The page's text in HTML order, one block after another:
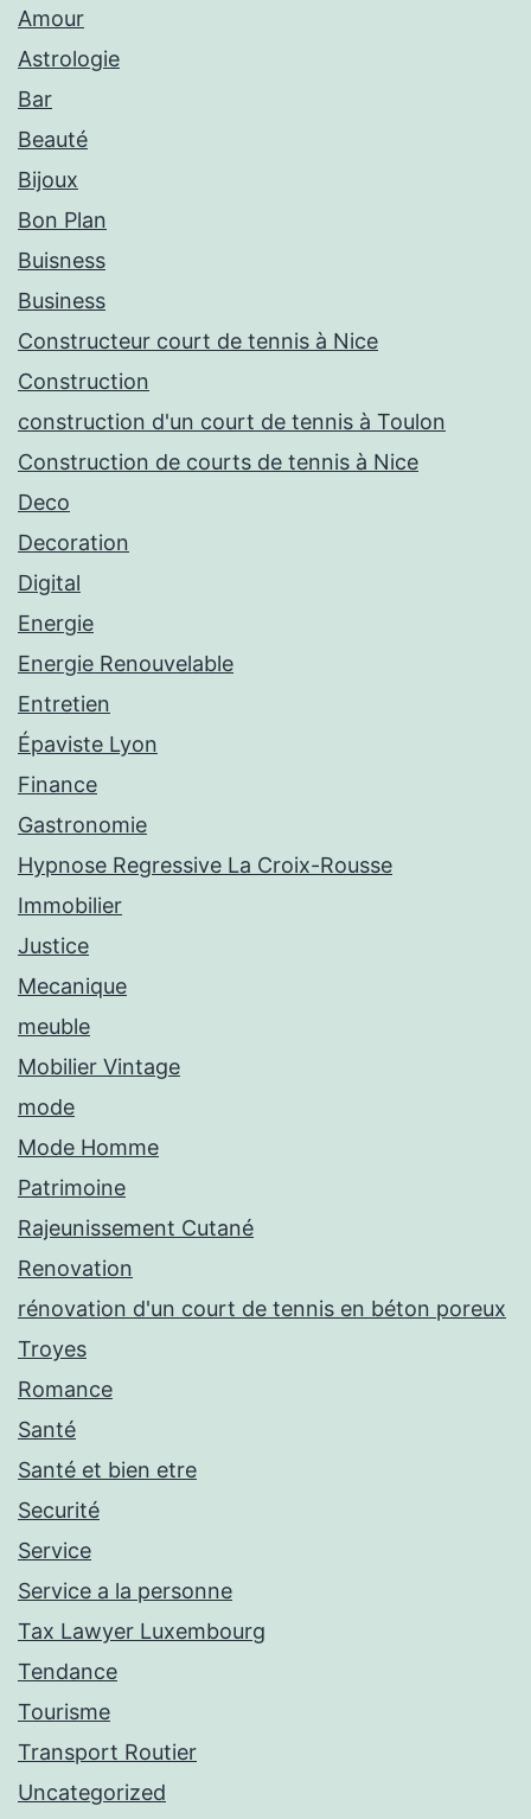
Amour
Astrologie
Bar
Beauté
Bijoux
Bon Plan
Buisness
Business
Constructeur court de tennis à Nice
Construction
construction d'un court de tennis à Toulon
Construction de courts de tennis à Nice
Deco
Decoration
Digital
Energie
Energie Renouvelable
Entretien
Épaviste Lyon
Finance
Gastronomie
Hypnose Regressive La Croix-Rousse
Immobilier
Justice
Mecanique
meuble
Mobilier Vintage
mode
Mode Homme
Patrimoine
Rajeunissement Cutané
Renovation
rénovation d'un court de tennis en béton poreux
Troyes
Romance
Santé
Santé et bien etre
Securité
Service
Service a la personne
Tax Lawyer Luxembourg
Tendance
Tourisme
Transport Routier
Uncategorized